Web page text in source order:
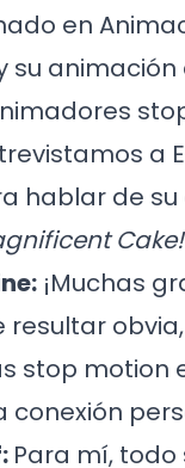
en
su
a
hablar de
Cake!
¡Muchas
stop motion
conexión
Para mí,